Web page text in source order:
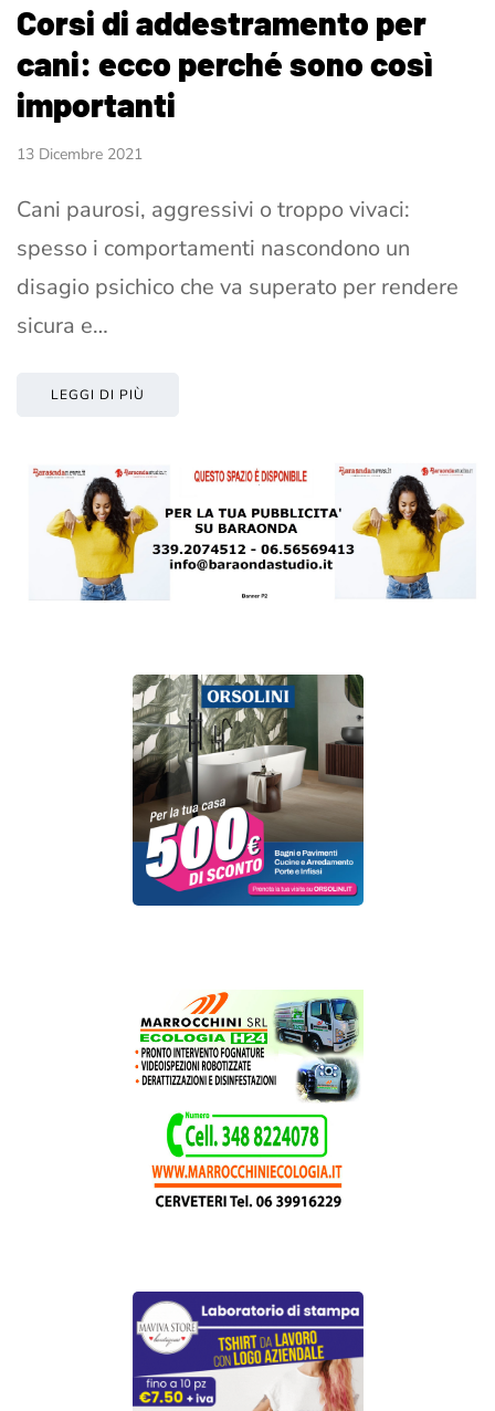
Corsi di addestramento per
cani: ecco perché sono così
importanti
13 Dicembre 2021
Cani paurosi, aggressivi o troppo vivaci:
spesso i comportamenti nascondono un
disagio psichico che va superato per rendere
sicura e…
LEGGI DI PIÙ